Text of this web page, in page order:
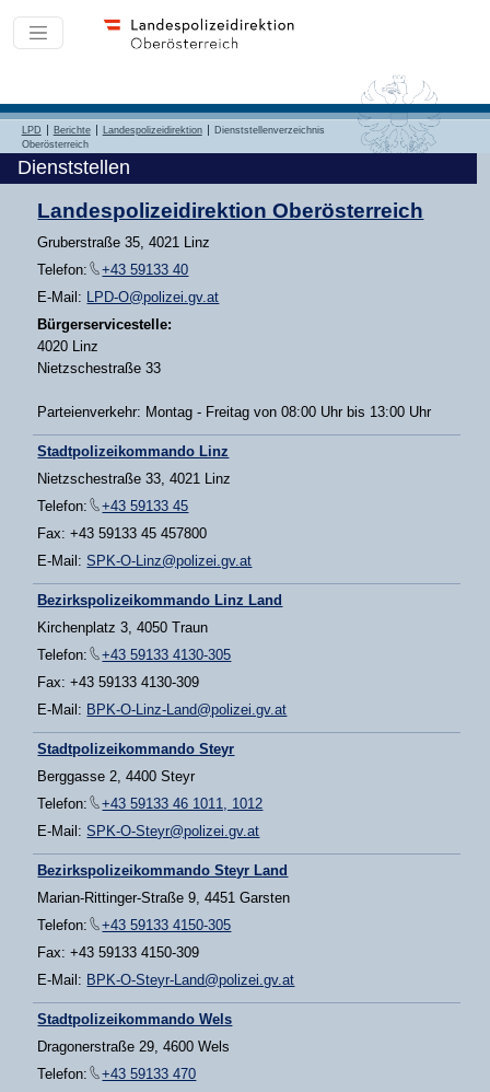
LPD Berichte Landespolizeidirektion
Dienststellenverzeichnis
Oberösterreich
Dienststellen
Landespolizeidirektion Oberösterreich
Gruberstraße 35, 4021 Linz
Telefon:
+43 59133 40
E-Mail: LPD-O@polizei.gv.at
Bürgerservicestelle:
4020 Linz
Nietzschestraße 33
Parteienverkehr: Montag - Freitag von 08:00 Uhr bis 13:00 Uhr
Stadtpolizeikommando Linz
Nietzschestraße 33, 4021 Linz
Telefon:
+43 59133 45
Fax: +43 59133 45 457800
E-Mail:SPK-O-Linz@polizei.gv.at
Bezirkspolizeikommando Linz Land
Kirchenplatz 3, 4050 Traun
Telefon:
+43 59133 4130-305
Fax: +43 59133 4130-309
E-Mail: BPK-O-Linz-Land@polizei.gv.at
Stadtpolizeikommando Steyr
Berggasse 2, 4400 Steyr
Telefon:
+43 59133 46 1011, 1012
E-Mail:SPK-O-Steyr@polizei.gv.at
Bezirkspolizeikommando Steyr Land
Marian-Rittinger-Straße 9, 4451 Garsten
Telefon:
+43 59133 4150-305
Fax: +43 59133 4150-309
E-Mail: BPK-O-Steyr-Land@polizei.gv.at
Stadtpolizeikommando Wels
Dragonerstraße 29, 4600 Wels
Telefon:
+43 59133 470